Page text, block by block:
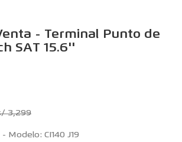
- Terminal Punto de
SAT 15.6''
3,299
Modelo: CI140 J19